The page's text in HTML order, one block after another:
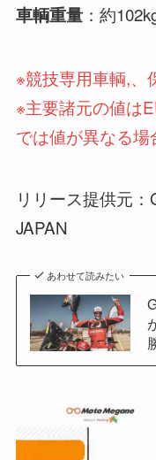
車輌重量：約
※競技専用車輌,、
※主要諸元の値は
では値が異なる場
リリース提供元
JAPAN
あわせて読みたい